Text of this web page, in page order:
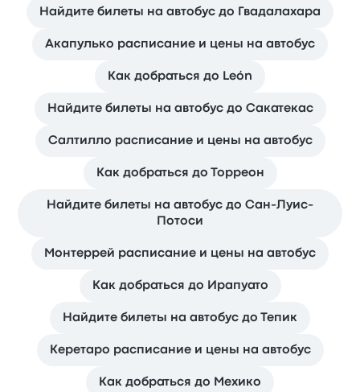
Найдите билеты на автобус до Гвадалахара
Акапулько расписание и цены на автобус
Как добраться до León
Найдите билеты на автобус до Сакатекас
Салтилло расписание и цены на автобус
Как добраться до Торреон
Найдите билеты на автобус до Сан-Луис-
Потоси
Монтеррей расписание и цены на автобус
Как добраться до Ирапуато
Найдите билеты на автобус до Тепик
Керетаро расписание и цены на автобус
Как добраться до Мехико